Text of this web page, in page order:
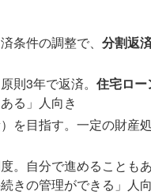
条件の調整で、 分割返
則3年で返済。 住宅ロ
る」人向き
を目指す。一定の財
。自分で進めることも
の管理ができる」人